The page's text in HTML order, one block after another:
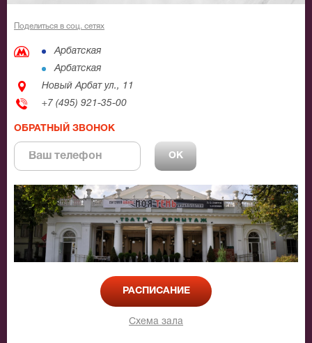
Поделиться в соц. сетях
Арбатская
Арбатская
Новый Арбат ул., 11
+7 (495) 921-35-00
ОБРАТНЫЙ ЗВОНОК
РАСПИСАНИЕ
Схема зала